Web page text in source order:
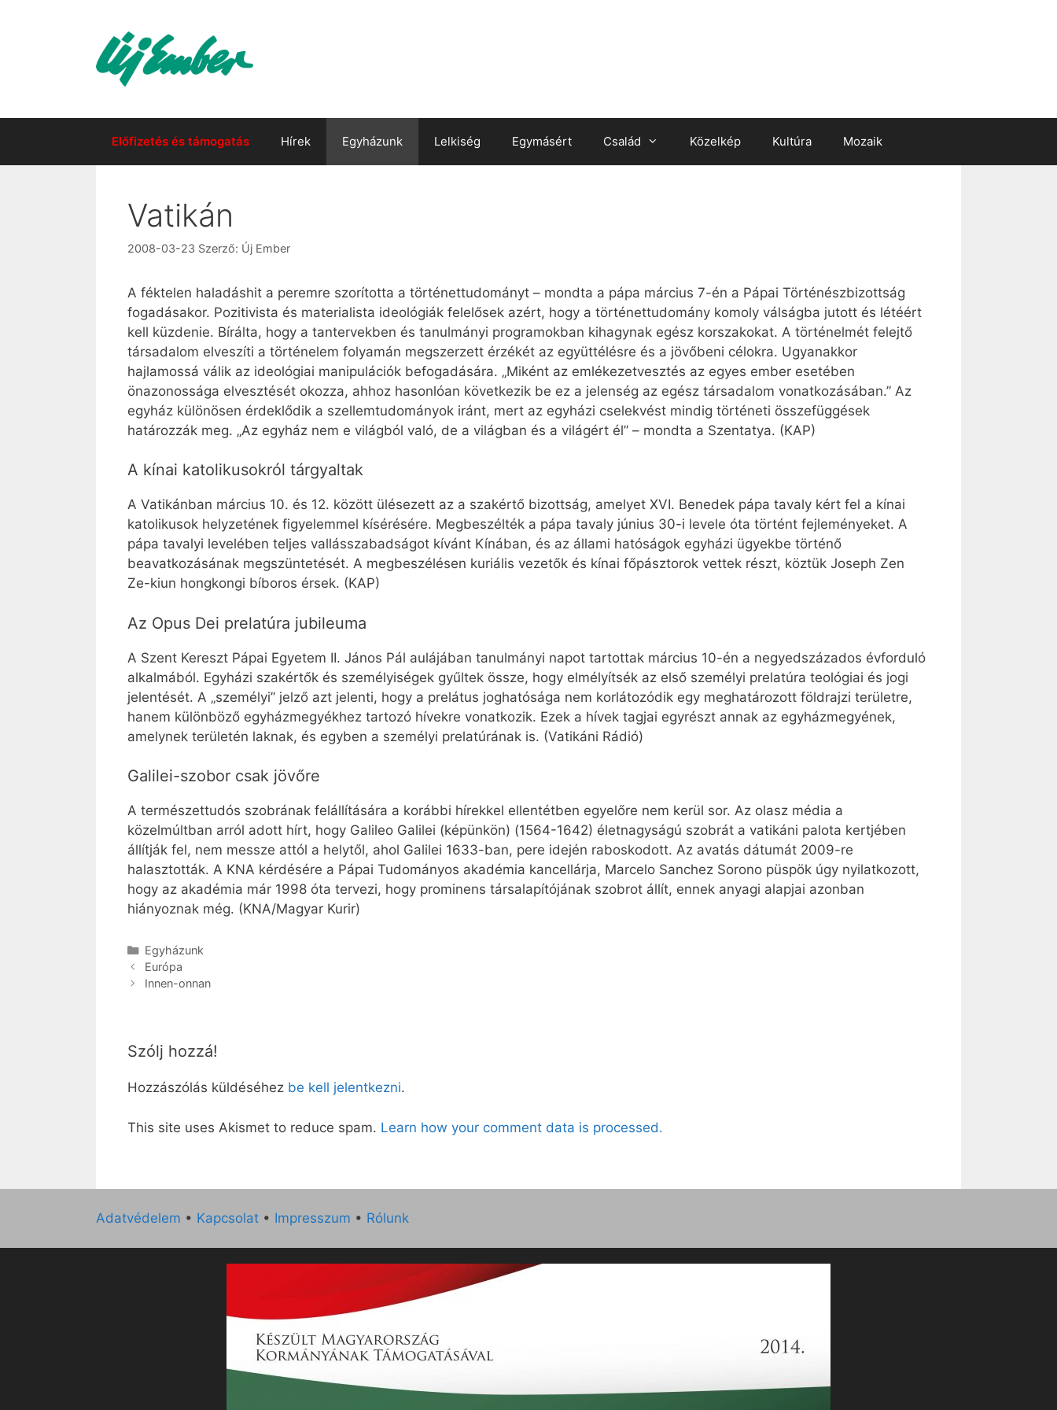
Előfizetés és támogatás Hírek Egyházunk Lelkiség Egymásért Család Közelkép Kultúra Mozaik
Vatikán
2008-03-23 Szerző: Új Ember
A féktelen haladáshit a peremre szorította a történettudományt – mondta a pápa március 7-én a Pápai Történészbizottság
fogadásakor. Pozitivista és materialista ideológiák felelősek azért, hogy a történettudomány komoly válságba jutott és létéért
kell küzdenie. Bírálta, hogy a tantervekben és tanulmányi programokban kihagynak egész korszakokat. A történelmét felejtő
társadalom elveszíti a történelem folyamán megszerzett érzékét az együttélésre és a jövőbeni célokra. Ugyanakkor
hajlamossá válik az ideológiai manipulációk befogadására. „Miként az emlékezetvesztés az egyes ember esetében
önazonossága elvesztését okozza, ahhoz hasonlóan következik be ez a jelenség az egész társadalom vonatkozásában.” Az
egyház különösen érdeklődik a szellemtudományok iránt, mert az egyházi cselekvést mindig történeti összefüggések
határozzák meg. „Az egyház nem e világból való, de a világban és a világért él” – mondta a Szentatya. (KAP)
A kínai katolikusokról tárgyaltak
A Vatikánban március 10. és 12. között ülésezett az a szakértő bizottság, amelyet XVI. Benedek pápa tavaly kért fel a kínai
katolikusok helyzetének figyelemmel kísérésére. Megbeszélték a pápa tavaly június 30-i levele óta történt fejleményeket. A
pápa tavalyi levelében teljes vallásszabadságot kívánt Kínában, és az állami hatóságok egyházi ügyekbe történő
beavatkozásának megszüntetését. A megbeszélésen kuriális vezetők és kínai főpásztorok vettek részt, köztük Joseph Zen
Ze-kiun hongkongi bíboros érsek. (KAP)
Az Opus Dei prelatúra jubileuma
A Szent Kereszt Pápai Egyetem II. János Pál aulájában tanulmányi napot tartottak március 10-én a negyedszázados évforduló
alkalmából. Egyházi szakértők és személyiségek gyűltek össze, hogy elmélyítsék az első személyi prelatúra teológiai és jogi
jelentését. A „személyi” jelző azt jelenti, hogy a prelátus joghatósága nem korlátozódik egy meghatározott földrajzi területre,
hanem különböző egyházmegyékhez tartozó hívekre vonatkozik. Ezek a hívek tagjai egyrészt annak az egyházmegyének,
amelynek területén laknak, és egyben a személyi prelatúrának is. (Vatikáni Rádió)
Galilei-szobor csak jövőre
A természettudós szobrának felállítására a korábbi hírekkel ellentétben egyelőre nem kerül sor. Az olasz média a
közelmúltban arról adott hírt, hogy Galileo Galilei (képünkön) (1564-1642) életnagyságú szobrát a vatikáni palota kertjében
állítják fel, nem messze attól a helytől, ahol Galilei 1633-ban, pere idején raboskodott. Az avatás dátumát 2009-re
halasztották. A KNA kérdésére a Pápai Tudományos akadémia kancellárja, Marcelo Sanchez Sorono püspök úgy nyilatkozott,
hogy az akadémia már 1998 óta tervezi, hogy prominens társalapítójának szobrot állít, ennek anyagi alapjai azonban
hiányoznak még. (KNA/Magyar Kurir)
Kategória
Egyházunk
Európa
Innen-onnan
Szólj hozzá!
Hozzászólás küldéséhez be kell jelentkezni.
This site uses Akismet to reduce spam. Learn how your comment data is processed.
Adatvédelem • Kapcsolat • Impresszum • Rólunk